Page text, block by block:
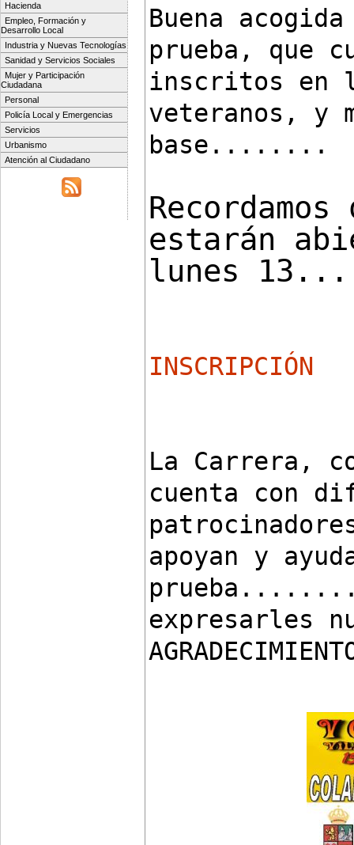
Hacienda
Empleo, Formación y
Desarrollo Local
Industria y Nuevas Tecnologías
Sanidad y Servicios Sociales
Mujer y Participación
Ciudadana
Personal
Policía Local y Emergencias
Servicios
Urbanismo
Atención al Ciudadano
Buena
prueba, que
inscritos en
veteranos, y
base........
estarán
lunes
INSCRIPCIÓN
La Carrera,
cuenta con
apoyan y
expresarles